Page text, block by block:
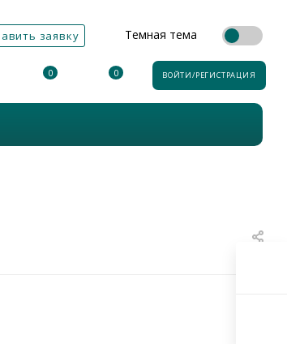
заявку Темная тема
0 0 ВОЙТИ/РЕГИСТРАЦИЯ